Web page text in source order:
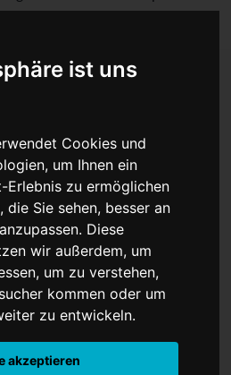
ist uns
Cookies und
um Ihnen ein
Erlebnis zu ermöglichen
die Sie sehen, besser an
Diese
wir außerdem, um
um zu verstehen,
kommen oder um
zu entwickeln.
akzeptieren
Euro für die
Lippe